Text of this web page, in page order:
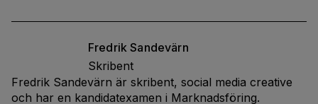
Fredrik Sandevärn
Skribent
Fredrik Sandevärn är skribent, social media creative
och har en kandidatexamen i Marknadsföring.